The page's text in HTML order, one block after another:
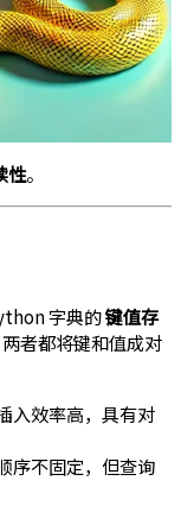
性。
字典的键值存
者都将键和值成对
入效率高，具有对
序不固定，但查询